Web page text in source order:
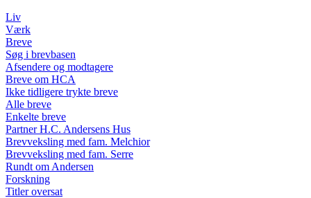
Liv
Værk
Breve
Søg i brevbasen
Afsendere og modtagere
Breve om HCA
Ikke tidligere trykte breve
Alle breve
Enkelte breve
Partner H.C. Andersens Hus
Brevveksling med fam. Melchior
Brevveksling med fam. Serre
Rundt om Andersen
Forskning
Titler oversat